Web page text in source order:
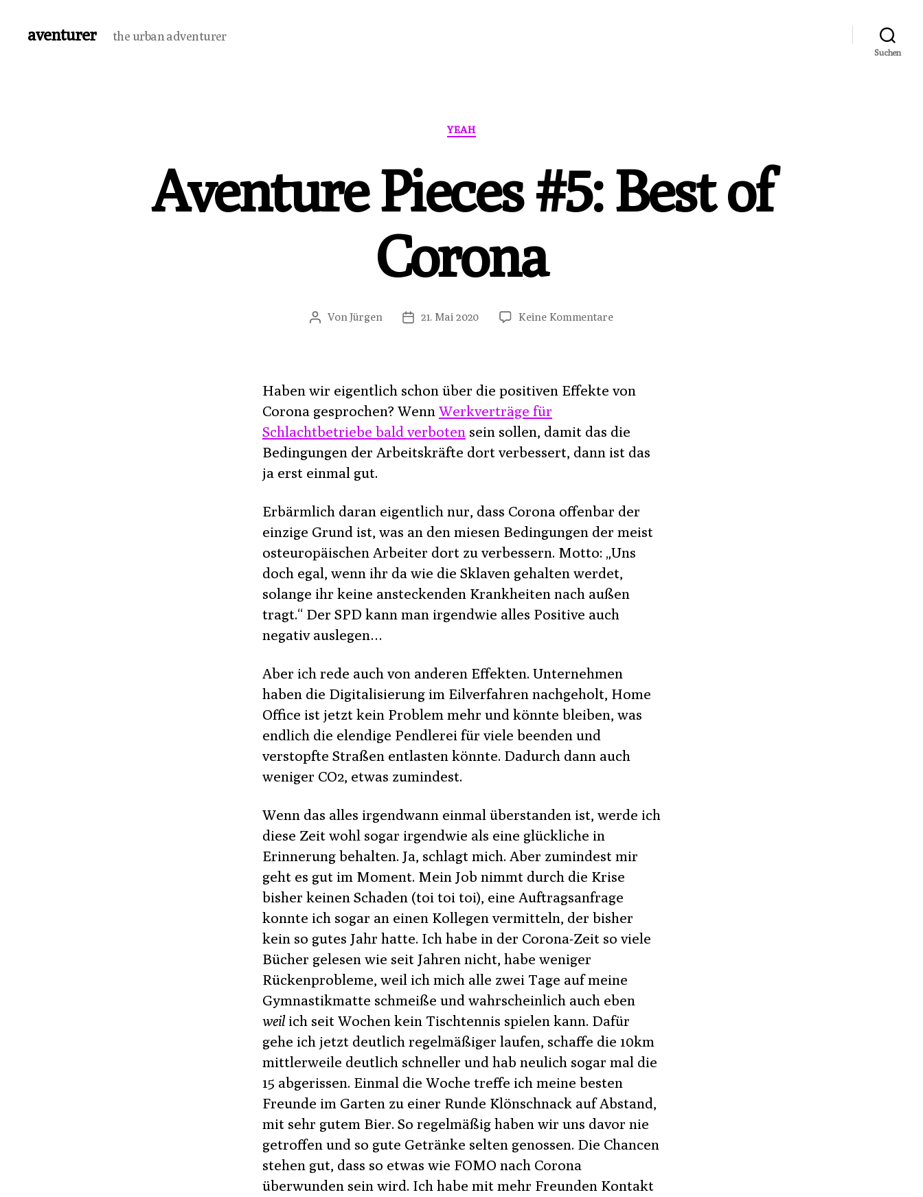
aventurer the urban adventurer
Suchen
Kategorien
YEAH
Aventure Pieces #5: Best of
Corona
Beitragsautor
VonJürgen Veröffentlichungsdatum
21. Mai 2020 Keine Kommentarezu
of
Haben wir eigentlich schon über die positiven Effekte von
Corona gesprochen? Wenn Werkverträge für
Schlachtbetriebe bald verboten sein sollen, damit das die
Bedingungen der Arbeitskräfte dort verbessert, dann ist das
ja erst einmal gut.
Erbärmlich daran eigentlich nur, dass Corona offenbar der
einzige Grund ist, was an den miesen Bedingungen der meist
osteuropäischen Arbeiter dort zu verbessern. Motto: „Uns
doch egal, wenn ihr da wie die Sklaven gehalten werdet,
solange ihr keine ansteckenden Krankheiten nach außen
tragt.“ Der SPD kann man irgendwie alles Positive auch
negativ auslegen…
Aber ich rede auch von anderen Effekten. Unternehmen
haben die Digitalisierung im Eilverfahren nachgeholt, Home
Office ist jetzt kein Problem mehr und könnte bleiben, was
endlich die elendige Pendlerei für viele beenden und
verstopfte Straßen entlasten könnte. Dadurch dann auch
weniger CO2, etwas zumindest.
Wenn das alles irgendwann einmal überstanden ist, werde ich
diese Zeit wohl sogar irgendwie als eine glückliche in
Erinnerung behalten. Ja, schlagt mich. Aber zumindest mir
geht es gut im Moment. Mein Job nimmt durch die Krise
bisher keinen Schaden (toi toi toi), eine Auftragsanfrage
konnte ich sogar an einen Kollegen vermitteln, der bisher
kein so gutes Jahr hatte. Ich habe in der Corona-Zeit so viele
Bücher gelesen wie seit Jahren nicht, habe weniger
Rückenprobleme, weil ich mich alle zwei Tage auf meine
Gymnastikmatte schmeiße und wahrscheinlich auch eben
weilich seit Wochen kein Tischtennis spielen kann. Dafür
gehe ich jetzt deutlich regelmäßiger laufen, schaffe die 10km
mittlerweile deutlich schneller und hab neulich sogar mal die
15 abgerissen. Einmal die Woche treffe ich meine besten
Freunde im Garten zu einer Runde Klönschnack auf Abstand,
mit sehr gutem Bier. So regelmäßig haben wir uns davor nie
getroffen und so gute Getränke selten genossen. Die Chancen
stehen gut, dass so etwas wie FOMO nach Corona
überwunden sein wird. Ich habe mit mehr Freunden Kontakt